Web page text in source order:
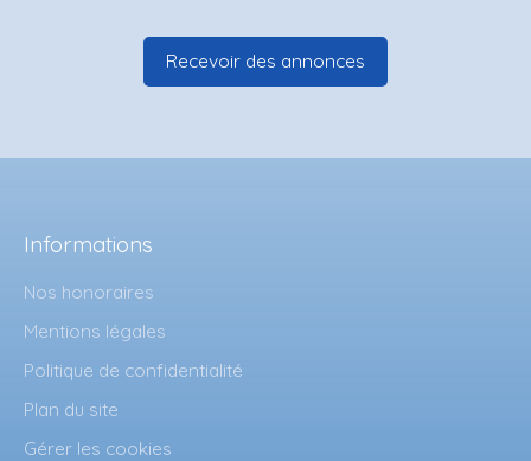
Recevoir des annonces
Informations
Nos honoraires
Mentions légales
Politique de confidentialité
Plan du site
Gérer les cookies